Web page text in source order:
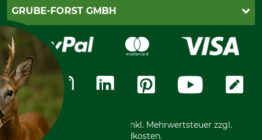
Widerrufsrecht
Widerrufsformular
Datenschutz
Zahlungsarten
PayPal
Kreditkarte
Rechnung
Vorkasse
GRUBE-FORST GMBH
Karriere
Über uns
Messetermine
Community
International
*Alle Preise in Euro und inkl. Mehrwertsteuer zzgl.
Versandkosten.